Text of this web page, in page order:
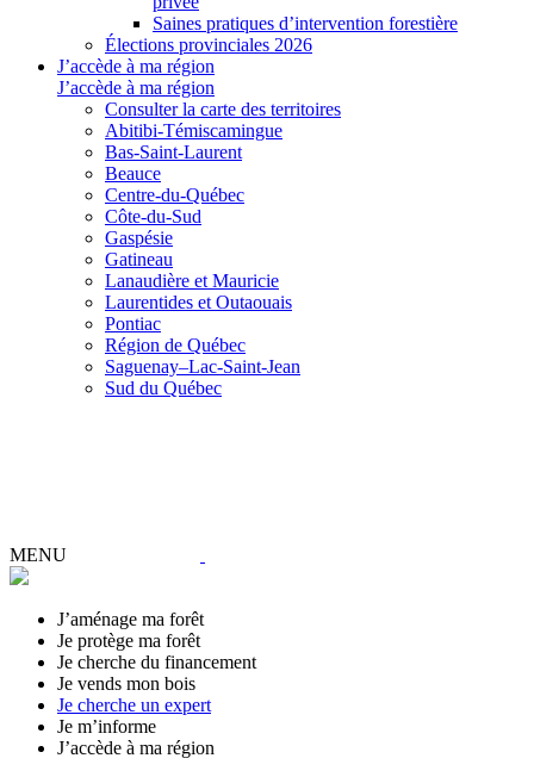
Saines pratiques d’intervention forestière
Élections provinciales 2026
J’accède à ma région
J’accède à ma région
Consulter la carte des territoires
Abitibi-Témiscamingue
Bas-Saint-Laurent
Beauce
Centre-du-Québec
Côte-du-Sud
Gaspésie
Gatineau
Lanaudière et Mauricie
Laurentides et Outaouais
Pontiac
Région de Québec
Saguenay–Lac-Saint-Jean
Sud du Québec
MENU
J’aménage ma forêt
Je protège ma forêt
Je cherche du financement
Je vends mon bois
Je cherche un expert
Je m’informe
J’accède à ma région